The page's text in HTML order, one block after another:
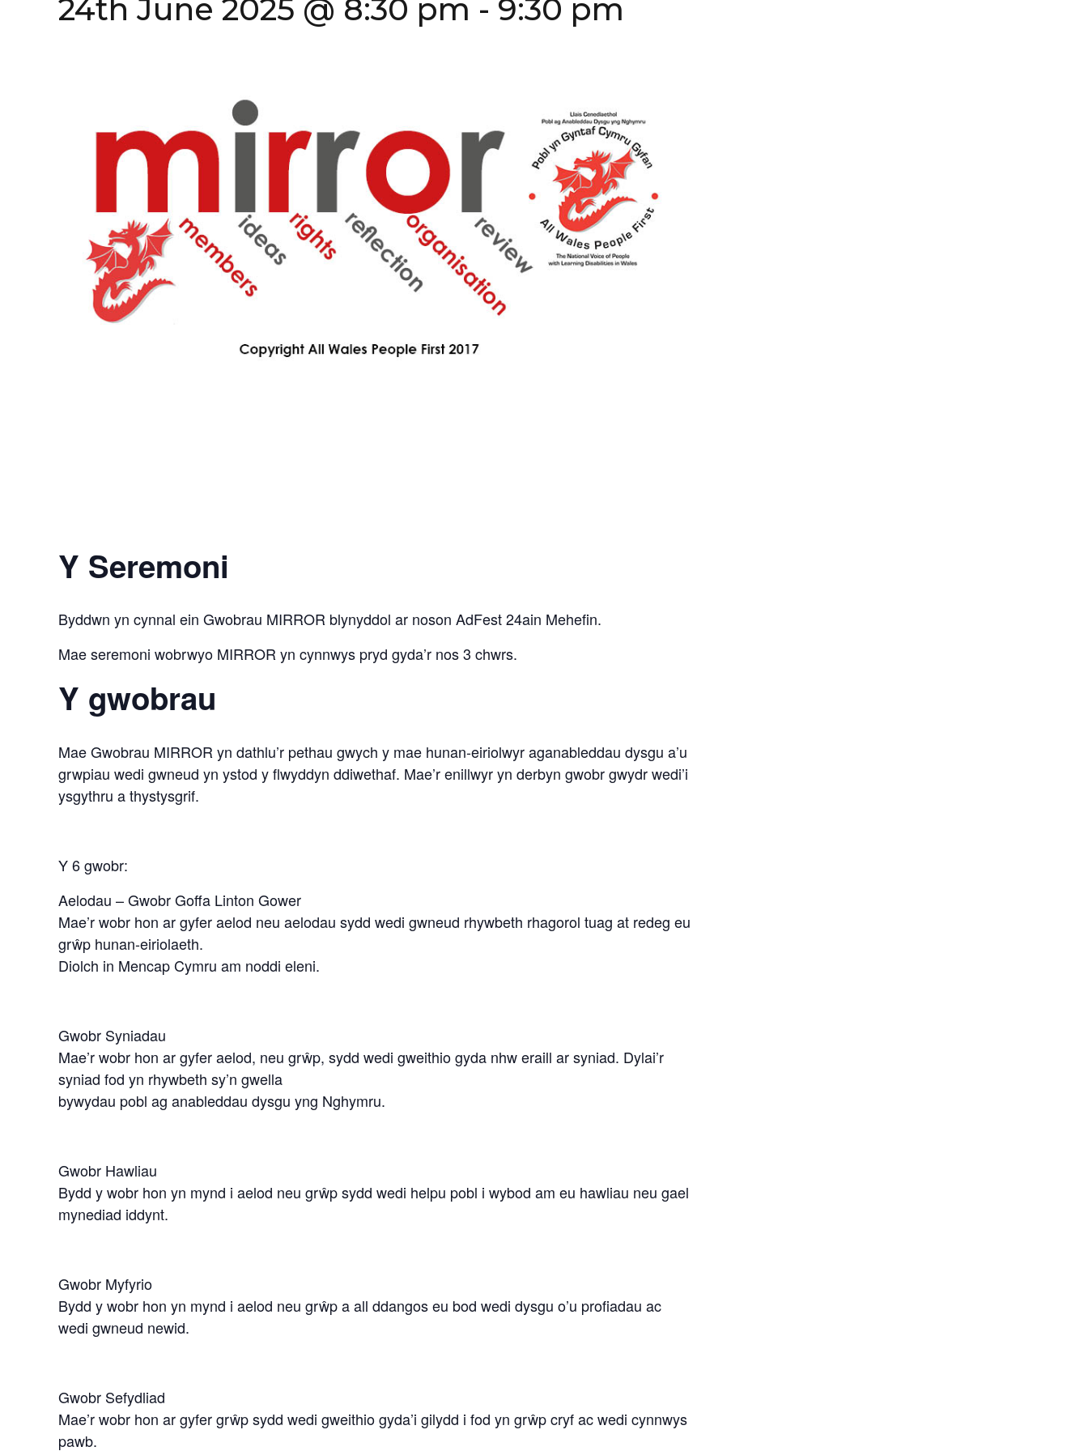
24th June 2025 @ 8:30 pm - 9:30 pm
Y Seremoni
Byddwn yn cynnal ein Gwobrau MIRROR blynyddol ar noson AdFest 24ain Mehefin.
Mae seremoni wobrwyo MIRROR yn cynnwys pryd gyda’r nos 3 chwrs.
Y gwobrau
Mae Gwobrau MIRROR yn dathlu’r pethau gwych y mae hunan-eiriolwyr aganableddau dysgu a’u
grwpiau wedi gwneud yn ystod y flwyddyn ddiwethaf. Mae’r enillwyr yn derbyn gwobr gwydr wedi’i
ysgythru a thystysgrif.
Y 6 gwobr:
Aelodau – Gwobr Goffa Linton Gower
Mae’r wobr hon ar gyfer aelod neu aelodau sydd wedi gwneud rhywbeth rhagorol tuag at redeg eu
grŵp hunan-eiriolaeth.
Diolch in Mencap Cymru am noddi eleni.
Gwobr Syniadau
Mae’r wobr hon ar gyfer aelod, neu grŵp, sydd wedi gweithio gyda nhw eraill ar syniad. Dylai’r
syniad fod yn rhywbeth sy’n gwella
bywydau pobl ag anableddau dysgu yng Nghymru.
Gwobr Hawliau
Bydd y wobr hon yn mynd i aelod neu grŵp sydd wedi helpu pobl i wybod am eu hawliau neu gael
mynediad iddynt.
Gwobr Myfyrio
Bydd y wobr hon yn mynd i aelod neu grŵp a all ddangos eu bod wedi dysgu o’u profiadau ac
wedi gwneud newid.
Gwobr Sefydliad
Mae’r wobr hon ar gyfer grŵp sydd wedi gweithio gyda’i gilydd i fod yn grŵp cryf ac wedi cynnwys
pawb.